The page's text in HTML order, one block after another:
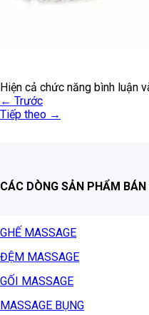
Hiện cả chức năng bình luận
← Trước
Tiếp theo →
CÁC DÒNG SẢN PHẨM BÁN
GHẾ MASSAGE
ĐỆM MASSAGE
GỐI MASSAGE
MASSAGE BỤNG